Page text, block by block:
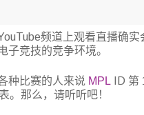
频道上观看直播确
子竞技的竞争环境。
种比赛的人来说 MPL ID 第
。那么，请听听吧！